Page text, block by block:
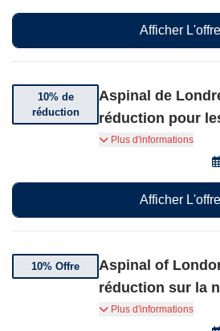
Afficher L'offre
10% de
réduction
Aspinal de
réduction pour
Les étudiants
Plus d'informations
Afficher L'offre
10% Offre
Aspinal of
réduction sur la
Abonnez-vous et
réduction sur votre
Plus d'informations